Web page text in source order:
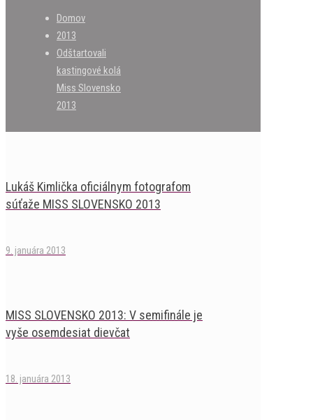
Domov
2013
Odštartovali
kastingové kolá
Miss Slovensko
2013
Lukáš Kimlička oficiálnym fotografom
súťaže MISS SLOVENSKO 2013
9. januára 2013
MISS SLOVENSKO 2013: V semifinále je
vyše osemdesiat dievčat
18. januára 2013